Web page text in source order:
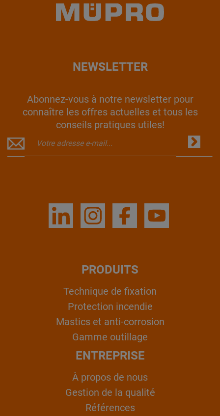
NEWSLETTER
Abonnez-vous à notre newsletter pour
connaître les offres actuelles et tous les
conseils pratiques utiles!
PRODUITS
Technique de fixation
Protection incendie
Mastics et anti-corrosion
Gamme outillage
ENTREPRISE
À propos de nous
Gestion de la qualité
Références